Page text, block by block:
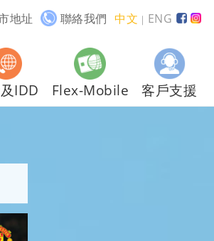
地址 聯絡我們 中文 ｜ ENG
IDD Flex-Mobile 客戶支援